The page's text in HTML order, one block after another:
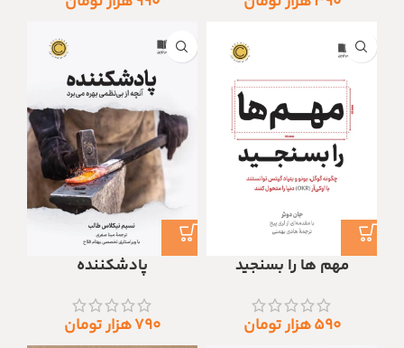
مهم ها را بسنجید
۵۹۰هزار تومان
پادشکننده
۷۹۰هزار تومان